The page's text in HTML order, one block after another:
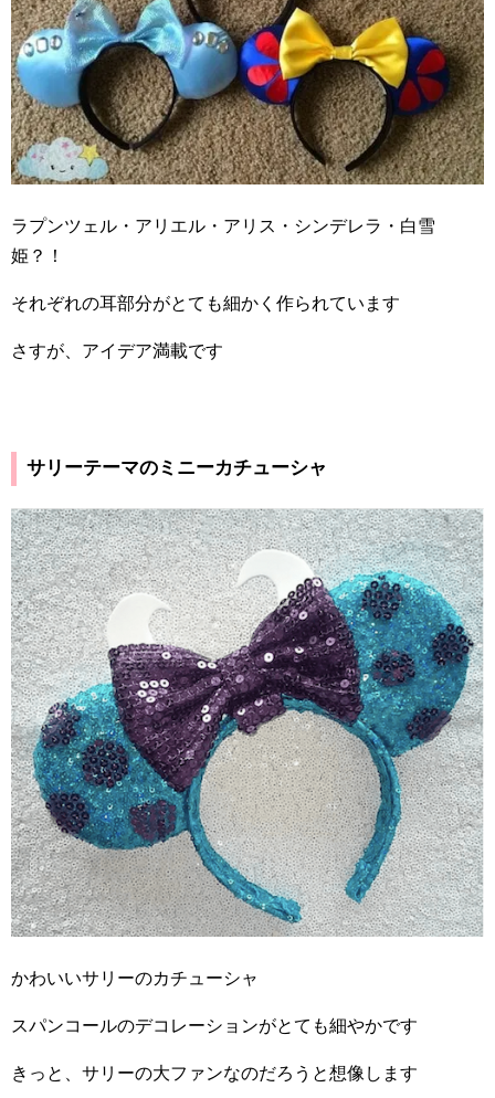
ラプンツェル・アリエル・アリス・シンデレラ・白雪
姫？！
それぞれの耳部分がとても細かく作られています
さすが、アイデア満載です
サリーテーマのミニーカチューシャ
かわいいサリーのカチューシャ
スパンコールのデコレーションがとても細やかです
きっと、サリーの大ファンなのだろうと想像します